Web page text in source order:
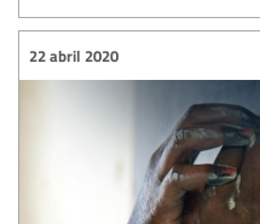
22 abril 2020